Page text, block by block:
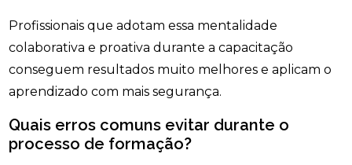
Profissionais que adotam essa mentalidade
colaborativa e proativa durante a capacitação
conseguem resultados muito melhores e aplicam o
aprendizado com mais segurança.
Quais erros comuns evitar durante o
processo de formação?